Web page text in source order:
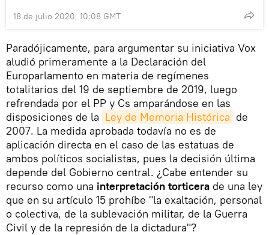
18 de julio 2020, 10:08 GMT
Paradójicamente, para argumentar su iniciativa Vox
aludió primeramente a la Declaración del
Europarlamento en materia de regímenes
totalitarios del 19 de septiembre de 2019, luego
refrendada por el PP y Cs amparándose en las
disposiciones de la Ley de Memoria Histórica de
2007. La medida aprobada todavía no es de
aplicación directa en el caso de las estatuas de
ambos políticos socialistas, pues la decisión última
depende del Gobierno central. ¿Cabe entender su
recurso como una interpretación torticera de una ley
que en su artículo 15 prohíbe "la exaltación, personal
o colectiva, de la sublevación militar, de la Guerra
Civil y de la represión de la dictadura"?